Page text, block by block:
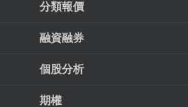
分類報價
融資融券
個股分析
期權